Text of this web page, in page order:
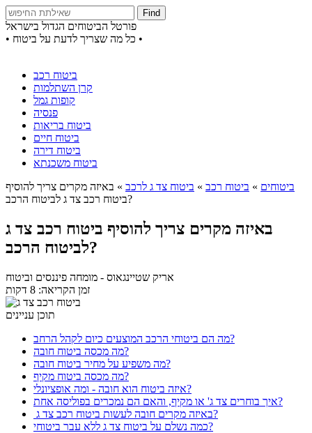
Find
פורטל הביטוחים הגדול בישראל
• כל מה שצריך לדעת על ביטוח •
ביטוח רכב
קרן השתלמות
קופות גמל
פנסיה
ביטוח בריאות
ביטוח חיים
ביטוח דירה
ביטוח משכנתא
ביטוחים » ביטוח רכב » ביטוח צד ג לרכב » באיזה מקרים צריך להוסיף
ביטוח רכב צד ג לביטוח הרכב?
באיזה מקרים צריך להוסיף ביטוח רכב צד ג
לביטוח הרכב?
אריק שטיינגאוס - מומחה פיננסים וביטוח
זמן הקריאה: 8 דקות
תוכן עניינים
מה הם ביטוחי הרכב המוצעים כיום לקהל הרחב?
מה מכסה ביטוח חובה?
מה משפיע על מחיר ביטוח חובה?
מה מכסה ביטוח מקיף?
איזה ביטוח הוא חובה - ומה אופציונלי?
איך בוחרים צד ג' או מקיף, והאם הם נמכרים בפוליסה אחת?
באיזה מקרים חובה לעשות ביטוח רכב צד ג?
כמה נשלם על ביטוח צד ג ללא עבר ביטוחי?